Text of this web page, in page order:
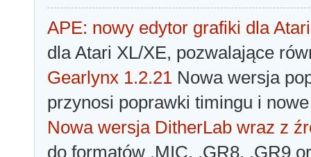
APE: nowy edytor grafiki dla Atari
dla Atari XL/XE, pozwalające
Gearlynx 1.2.21 Nowa wersja
przynosi poprawki timingu i
Nowa wersja DitherLab wraz z
do formatów .MIC, .GR8, .GR9